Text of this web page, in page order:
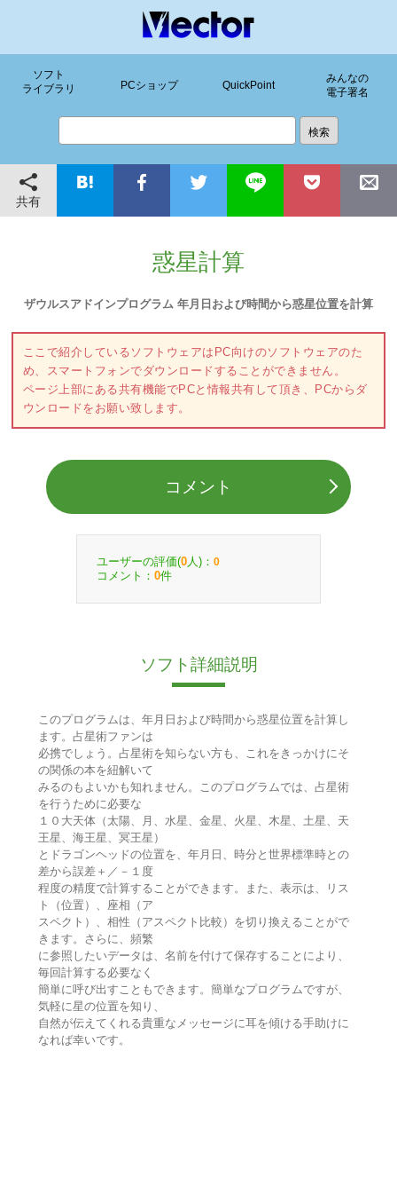
ソフト
ライブラリ
PCショップ QuickPoint
みんなの
電子署名
共有
惑星計算
ザウルスアドインプログラム 年月日および時間から惑星位置を計算
ここで紹介しているソフトウェアはPC向けのソフトウェアのた
め、スマートフォンでダウンロードすることができません。
ページ上部にある共有機能でPCと情報共有して頂き、PCからダ
ウンロードをお願い致します。
コメント
ユーザーの評価(0 人)： 0
コメント： 0件
ソフト詳細説明
このプログラムは、年月日および時間から惑星位置を計算し
ます。占星術ファンは
必携でしょう。占星術を知らない方も、これをきっかけにそ
の関係の本を紐解いて
みるのもよいかも知れません。このプログラムでは、占星術
を行うために必要な
１０大天体（太陽、月、水星、金星、火星、木星、土星、天
王星、海王星、冥王星）
とドラゴンヘッドの位置を、年月日、時分と世界標準時との
差から誤差＋／－１度
程度の精度で計算することができます。また、表示は、リス
ト（位置）、座相（ア
スペクト）、相性（アスペクト比較）を切り換えることがで
きます。さらに、頻繁
に参照したいデータは、名前を付けて保存することにより、
毎回計算する必要なく
簡単に呼び出すこともできます。簡単なプログラムですが、
気軽に星の位置を知り、
自然が伝えてくれる貴重なメッセージに耳を傾ける手助けに
なれば幸いです。